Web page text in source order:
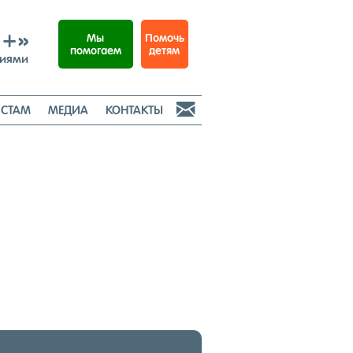
Мы
помогаем
Помочь
детям
МЕДИА КОНТАКТЫ 